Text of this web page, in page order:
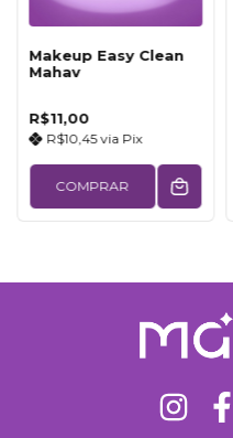
Makeup Easy Clean
Mahav
R$11,00
R$10,45via Pix
COMPRAR